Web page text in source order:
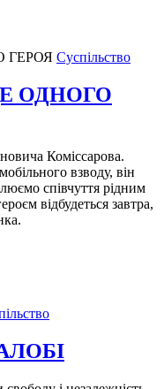
Суспільство
ОДНОГО
Коміссарова.
взводу, він
співчуття рідним
відбудеться завтра,